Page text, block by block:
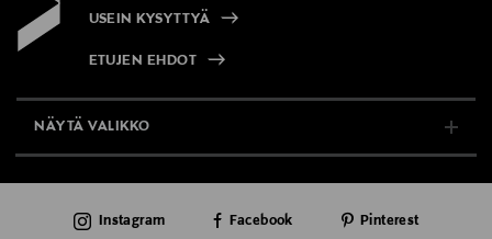
USEIN KYSYTTYÄ
ETUJEN EHDOT
NÄYTÄ VALIKKO
AJANKOHTAISTA
Instagram Facebook Pinterest